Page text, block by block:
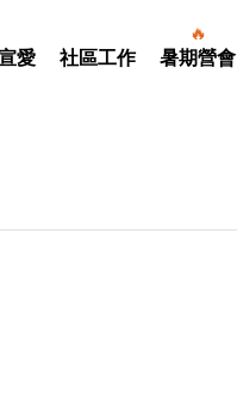
愛 社區工作 暑期營會
🔥